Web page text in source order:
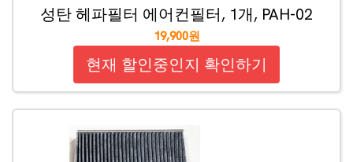
성탄 헤파필터 에어컨필터, 1개, PAH-02
19,900원
현재 할인중인지 확인하기